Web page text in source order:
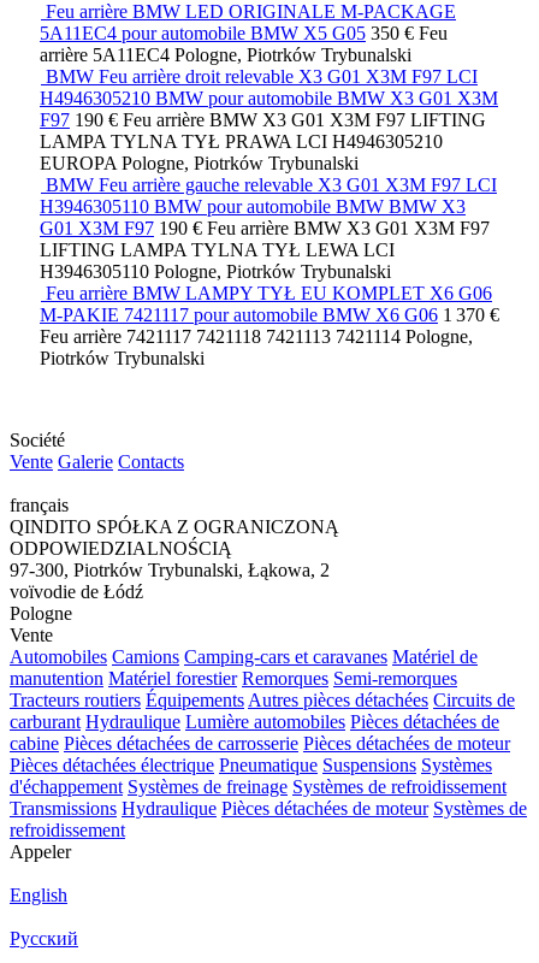
Feu arrière BMW LED ORIGINALE M-PACKAGE
5A11EC4 pour automobile BMW X5 G05 350 € Feu
arrière 5A11EC4 Pologne, Piotrków Trybunalski
BMW Feu arrière droit relevable X3 G01 X3M F97 LCI
H4946305210 BMW pour automobile BMW X3 G01 X3M
F97 190 € Feu arrière BMW X3 G01 X3M F97 LIFTING
LAMPA TYLNA TYŁ PRAWA LCI H4946305210
EUROPA Pologne, Piotrków Trybunalski
BMW Feu arrière gauche relevable X3 G01 X3M F97 LCI
H3946305110 BMW pour automobile BMW BMW X3
G01 X3M F97 190 € Feu arrière BMW X3 G01 X3M F97
LIFTING LAMPA TYLNA TYŁ LEWA LCI
H3946305110 Pologne, Piotrków Trybunalski
Feu arrière BMW LAMPY TYŁ EU KOMPLET X6 G06
M-PAKIE 7421117 pour automobile BMW X6 G06 1 370 €
Feu arrière 7421117 7421118 7421113 7421114 Pologne,
Piotrków Trybunalski
Société
Vente Galerie Contacts
français
QINDITO SPÓŁKA Z OGRANICZONĄ
ODPOWIEDZIALNOŚCIĄ
97-300, Piotrków Trybunalski, Łąkowa, 2
voïvodie de Łódź
Pologne
Vente
Automobiles Camions Camping-cars et caravanes Matériel de
manutention Matériel forestier Remorques Semi-remorques
Tracteurs routiers Équipements Autres pièces détachées Circuits de
carburant Hydraulique Lumière automobiles Pièces détachées de
cabine Pièces détachées de carrosserie Pièces détachées de moteur
Pièces détachées électrique Pneumatique Suspensions Systèmes
d'échappement Systèmes de freinage Systèmes de refroidissement
Transmissions Hydraulique Pièces détachées de moteur Systèmes de
refroidissement
Appeler
English
Русский